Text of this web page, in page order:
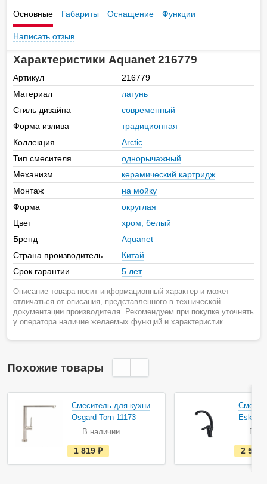
Основные Габариты Оснащение Функции
Написать отзыв
Характеристики Aquanet 216779
Артикул
216779
Материал
латунь
Стиль дизайна
современный
Форма излива
традиционная
Коллекция
Arctic
Тип смесителя
однорычажный
Механизм
керамический картридж
Монтаж
на мойку
Форма
округлая
Цвет
хром, белый
Бренд
Aquanet
Страна производитель
Китай
Срок гарантии
5 лет
Описание товара носит информационный характер и может
отличаться от описания, представленного в технической
документации производителя. Рекомендуем при покупке уточнять
у оператора наличие желаемых функций и характеристик.
Похожие товары
Смеситель для кухни
Osgard Torn 11173
В наличии
е
с
т
1 819
Esko
В
2 590